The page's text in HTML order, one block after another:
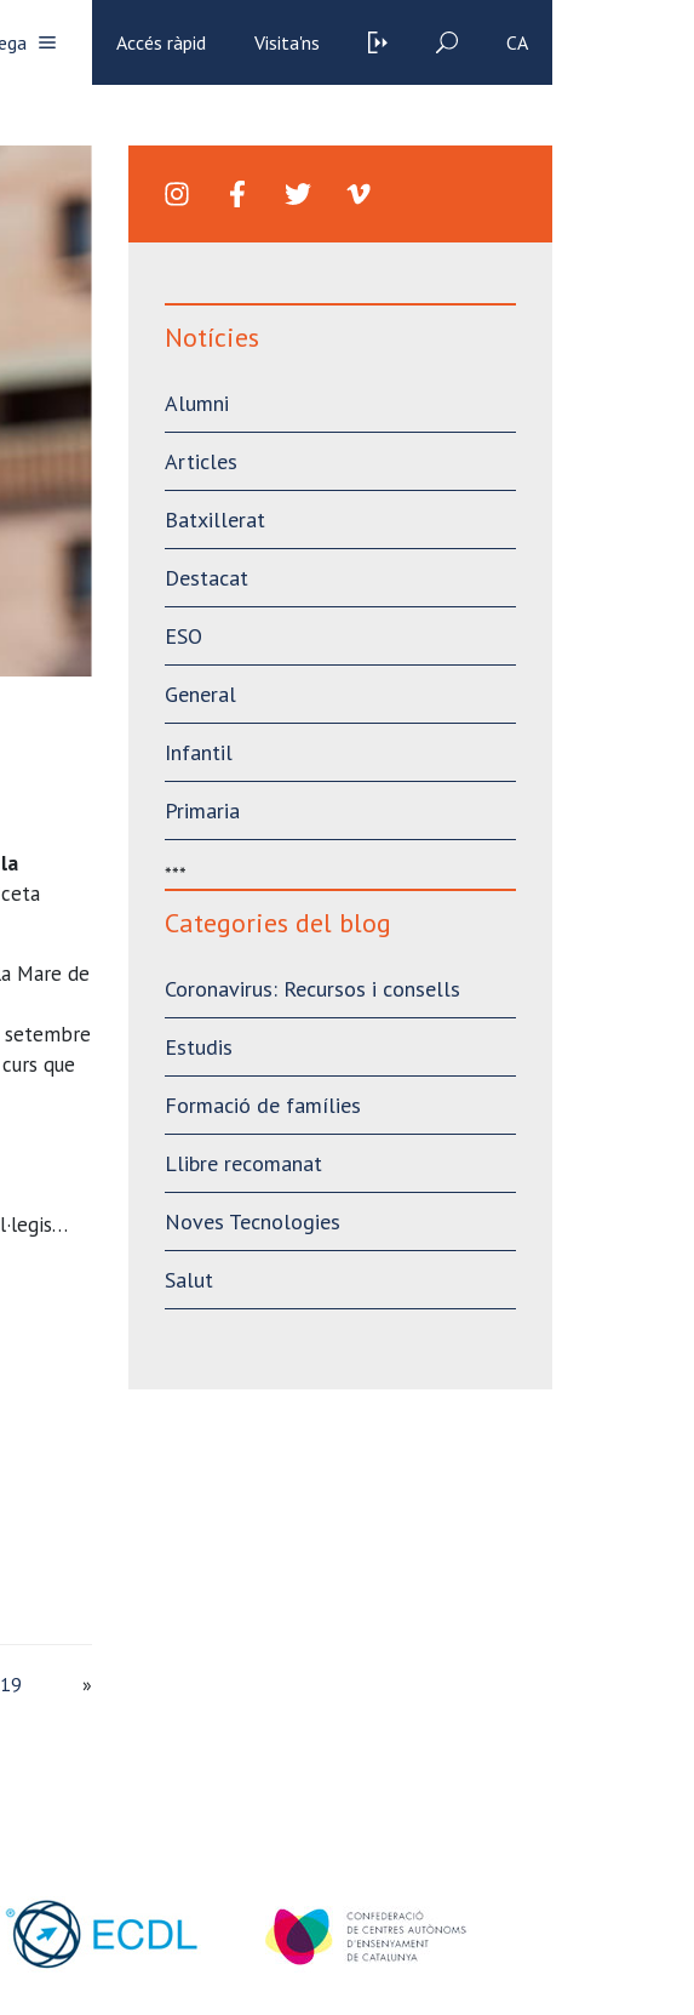
Accés ràpid Visita'ns CA
Mare de
que
»
Notícies
Alumni
Articles
Batxillerat
Destacat
ESO
General
Infantil
Primaria
***
Categories del blog
Coronavirus: Recursos i consells
Estudis
Formació de famílies
Llibre recomanat
Noves Tecnologies
Salut